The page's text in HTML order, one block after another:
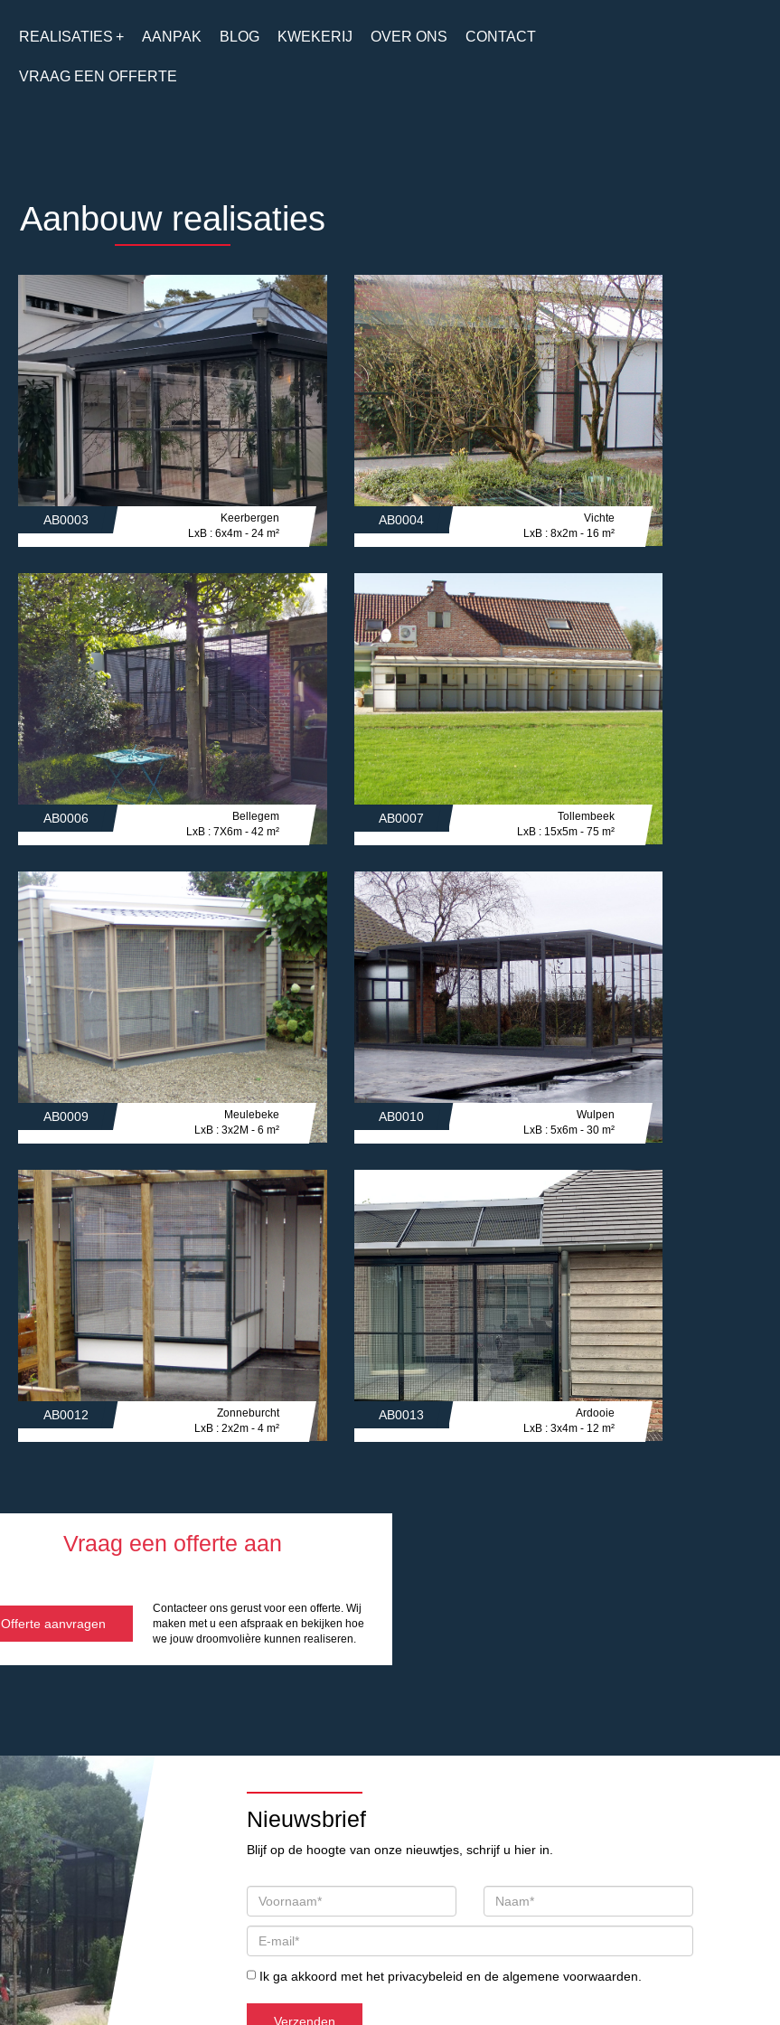
REALISATIES + AANPAK BLOG KWEKERIJ OVER ONS CONTACT
VRAAG EEN OFFERTE
Aanbouw realisaties
AB0003
Keerbergen
LxB : 6x4m - 24 m²
AB0004
Vichte
LxB : 8x2m - 16 m²
AB0006
Bellegem
LxB : 7X6m - 42 m²
AB0007
Tollembeek
LxB : 15x5m - 75 m²
AB0009
Meulebeke
LxB : 3x2M - 6 m²
AB0010
Wulpen
LxB : 5x6m - 30 m²
AB0012
Zonneburcht
LxB : 2x2m - 4 m²
AB0013
Ardooie
LxB : 3x4m - 12 m²
Vraag een offerte aan
Offerte aanvragen
Contacteer ons gerust voor een offerte. Wij
maken met u een afspraak en bekijken hoe
we jouw droomvolière kunnen realiseren.
Nieuwsbrief
Blijf op de hoogte van onze nieuwtjes, schrijf u hier in.
Ik ga akkoord met het privacybeleid en dealgemene voorwaarden
Verzenden